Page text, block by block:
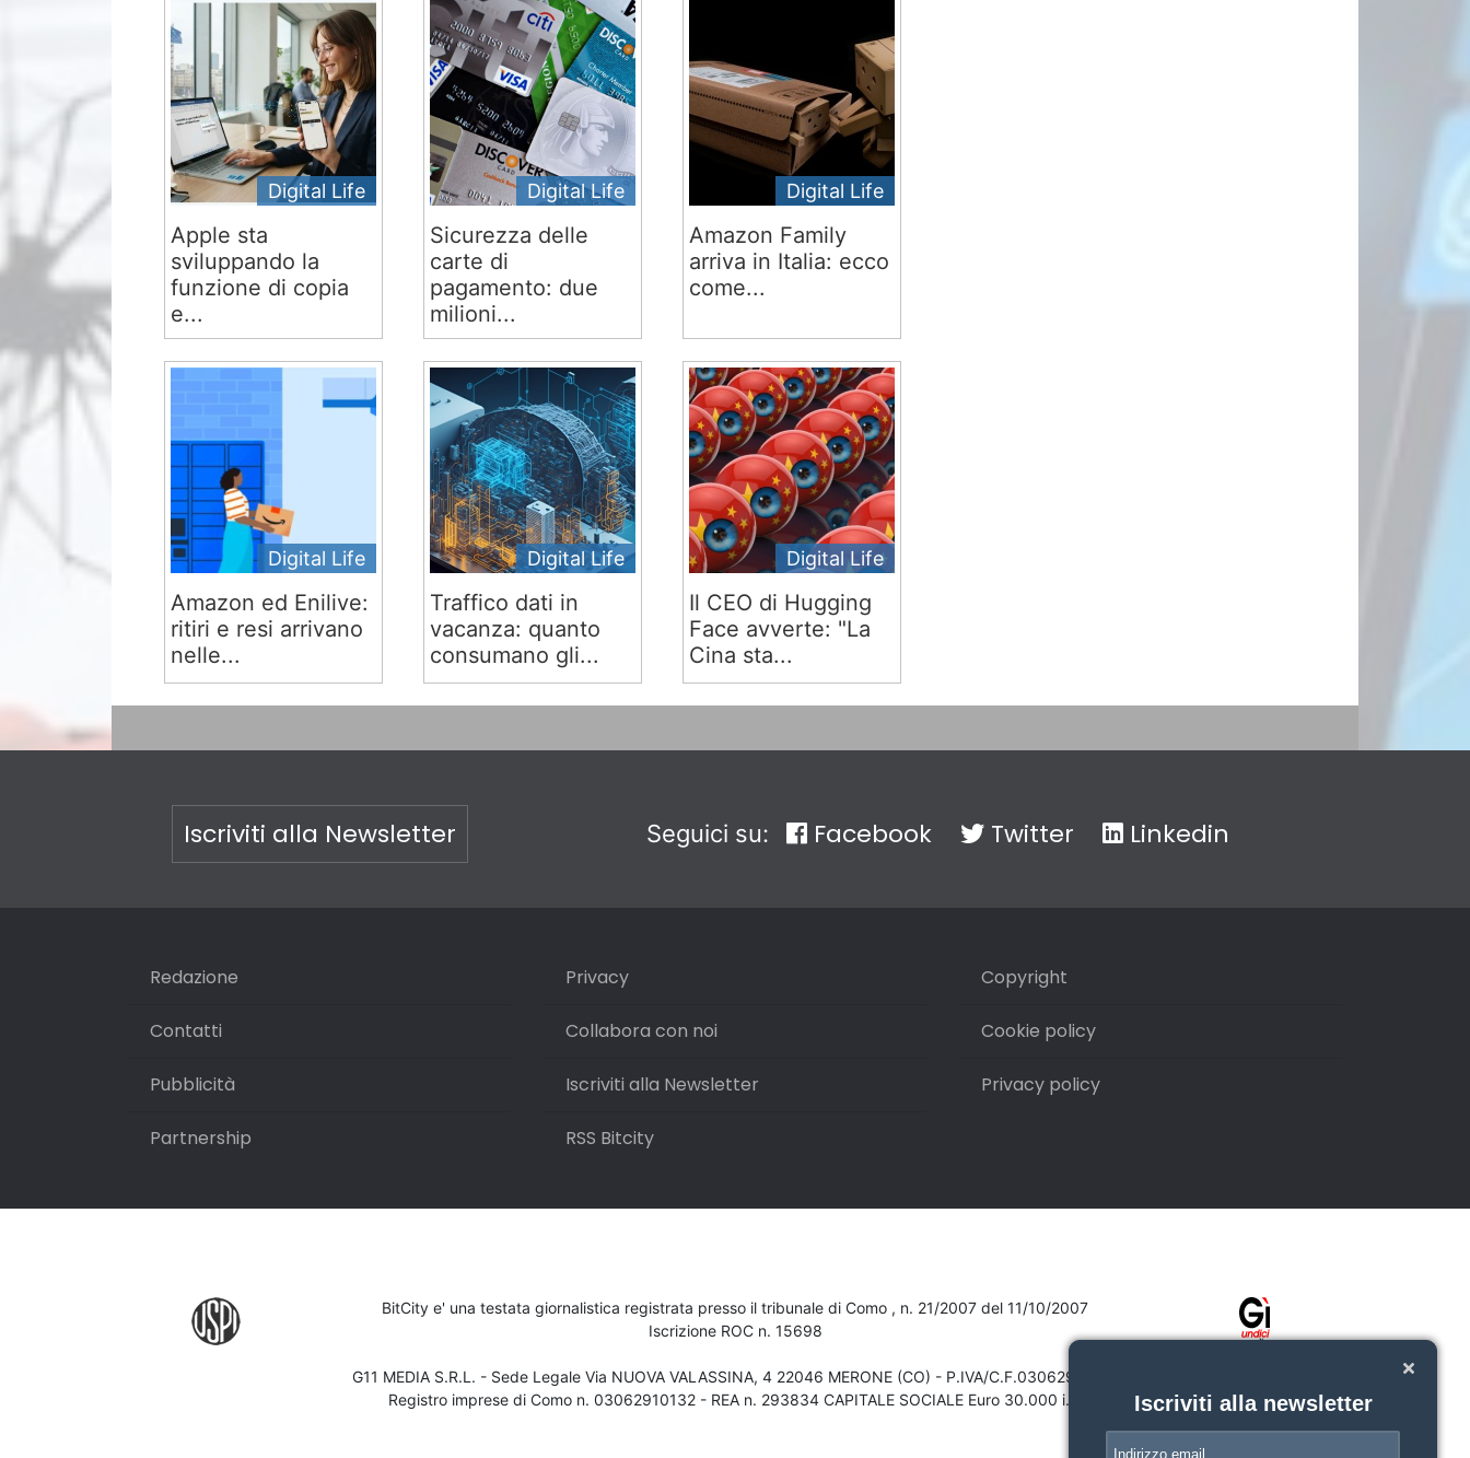
Digital Life
Apple sta
sviluppando la
funzione di copia
e...
Digital Life
Sicurezza delle
carte di
pagamento: due
milioni...
Digital Life
Amazon Family
arriva in Italia: ecco
come...
Digital Life
Amazon ed Enilive:
ritiri e resi arrivano
nelle...
Digital Life
Traffico dati in
vacanza: quanto
consumano gli...
Digital Life
Il CEO di Hugging
Face avverte: "La
Cina sta...
Iscriviti alla Newsletter Seguici su: Facebook Twitter Linkedin
Redazione
Contatti
Pubblicità
Partnership
Privacy
Collabora con noi
Iscriviti alla Newsletter
RSS Bitcity
Copyright
Cookie policy
Privacy policy
BitCity e' una testata giornalistica registrata presso il tribunale di Como , n. 21/2007 del 11/10/2007
Iscrizione ROC n. 15698
G11 MEDIA S.R.L. - Sede Legale Via NUOVA VALASSINA, 4 22046 MERONE (CO) - P.IVA/C.F.03062910132
Registro imprese di Como n. 03062910132 - REA n. 293834 CAPITALE SOCIALE Euro 30.000 i.v.
Iscriviti alla newsletter